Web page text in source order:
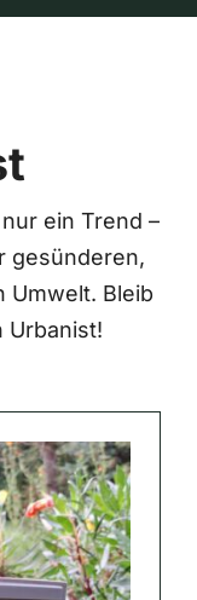
ein Trend –
gesünderen,
Umwelt. Bleib
Urbanist!